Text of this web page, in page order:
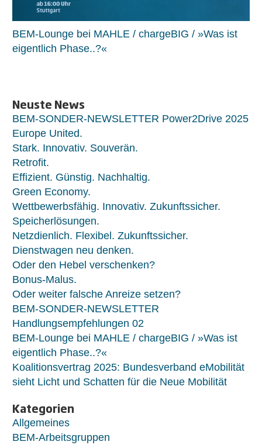
BEM-Lounge bei MAHLE / chargeBIG / »Was ist
eigentlich Phase..?«
Neuste News
BEM-SONDER-NEWSLETTER Power2Drive 2025
Europe United.
Stark. Innovativ. Souverän.
Retrofit.
Effizient. Günstig. Nachhaltig.
Green Economy.
Wettbewerbsfähig. Innovativ. Zukunftssicher.
Speicherlösungen.
Netzdienlich. Flexibel. Zukunftssicher.
Dienstwagen neu denken.
Oder den Hebel verschenken?
Bonus-Malus.
Oder weiter falsche Anreize setzen?
BEM-SONDER-NEWSLETTER
Handlungsempfehlungen 02
BEM-Lounge bei MAHLE / chargeBIG / »Was ist
eigentlich Phase..?«
Koalitionsvertrag 2025: Bundesverband eMobilität
sieht Licht und Schatten für die Neue Mobilität
Kategorien
Allgemeines
BEM-Arbeitsgruppen